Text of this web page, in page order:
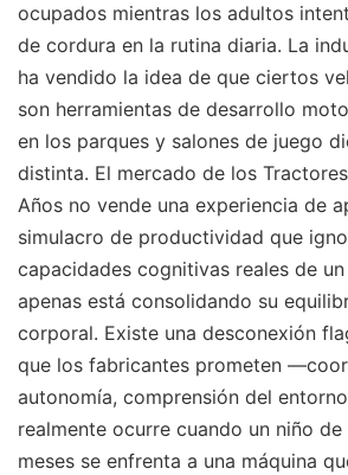
ocupados mientras los adultos
de cordura en la rutina diaria. La
ha vendido la idea de que ciertos
son herramientas de desarrollo
en los parques y salones de juego
distinta. El mercado de los
Años no vende una experiencia de
simulacro de productividad que
capacidades cognitivas reales de
apenas está consolidando su
corporal. Existe una desconexión
que los fabricantes prometen
autonomía, comprensión del
realmente ocurre cuando un niño
meses se enfrenta a una máquina